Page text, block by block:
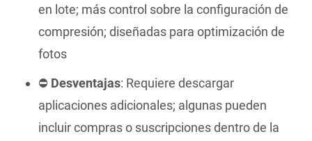
en lote; más control sobre la configuración de
compresión; diseñadas para optimización de
fotos
⛔️ Desventajas: Requiere descargar
aplicaciones adicionales; algunas pueden
incluir compras o suscripciones dentro de la